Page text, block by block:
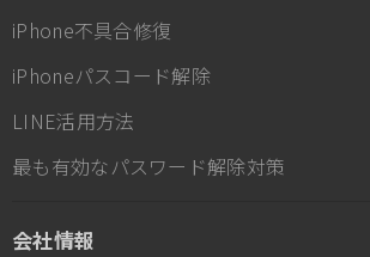
iPhone不具合修復
iPhoneパスコード解除
LINE活用方法
最も有効なパスワード解除対策
会社情報